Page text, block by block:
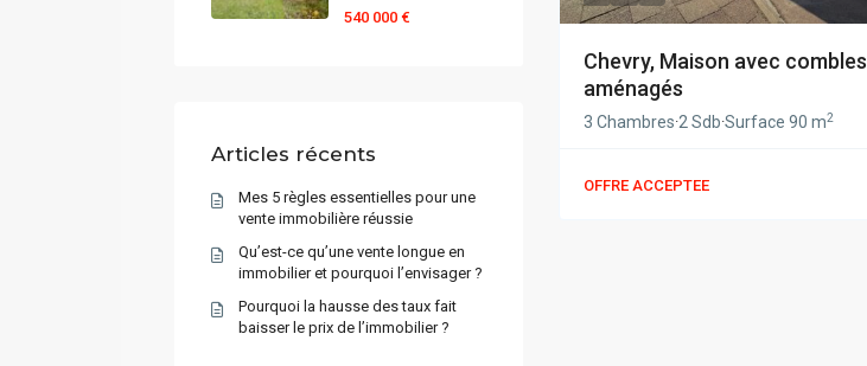
Chevry, Maison avec combles
aménagés
3 Chambres·2 Sdb·Surface 90 m2
OFFRE ACCEPTEE
540 000 €
Articles récents
Mes 5 règles essentielles pour une
vente immobilière réussie
Qu’est-ce qu’une vente longue en
immobilier et pourquoi l’envisager ?
Pourquoi la hausse des taux fait
baisser le prix de l’immobilier ?